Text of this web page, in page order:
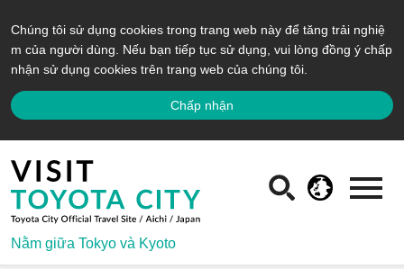
Chúng tôi sử dụng cookies trong trang web này để tăng trải nghiệ
m của người dùng. Nếu bạn tiếp tục sử dụng, vui lòng đồng ý chấp
nhận sử dụng cookies trên trang web của chúng tôi.
Chấp nhận
Nằm giữa Tokyo và Kyoto